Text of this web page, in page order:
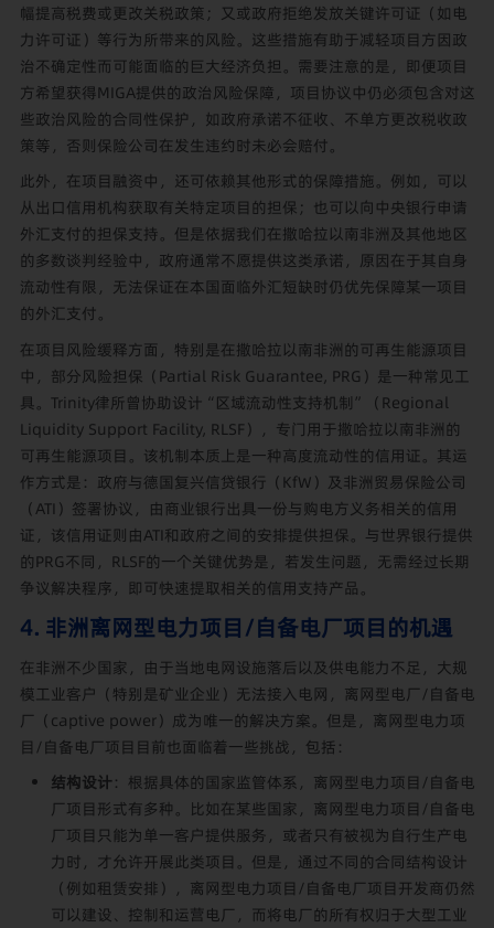
幅提高税费或更改关税政策；又或政府拒绝发放关键许可证（如电
力许可证）等行为所带来的风险。这些措施有助于减轻项目方因政
治不确定性而可能面临的巨大经济负担。需要注意的是，即便项目
方希望获得MIGA提供的政治风险保障，项目协议中仍必须包含对这
些政治风险的合同性保护，如政府承诺不征收、不单方更改税收政
策等，否则保险公司在发生违约时未必会赔付。
此外，在项目融资中，还可依赖其他形式的保障措施。例如，可以
从出口信用机构获取有关特定项目的担保；也可以向中央银行申请
外汇支付的担保支持。但是依据我们在撒哈拉以南非洲及其他地区
的多数谈判经验中，政府通常不愿提供这类承诺，原因在于其自身
流动性有限，无法保证在本国面临外汇短缺时仍优先保障某一项目
的外汇支付。
在项目风险缓释方面，特别是在撒哈拉以南非洲的可再生能源项目
中，部分风险担保（Partial Risk Guarantee, PRG）是一种常见工
具。Trinity律所曾协助设计“区域流动性支持机制”（Regional
Liquidity Support Facility, RLSF），专门用于撒哈拉以南非洲的
可再生能源项目。该机制本质上是一种高度流动性的信用证。其运
作方式是：政府与德国复兴信贷银行（KfW）及非洲贸易保险公司
（ATI）签署协议，由商业银行出具一份与购电方义务相关的信用
证，该信用证则由ATI和政府之间的安排提供担保。与世界银行提供
的PRG不同，RLSF的一个关键优势是，若发生问题，无需经过长期
争议解决程序，即可快速提取相关的信用支持产品。
4. 非洲离网型电力项目/自备电厂项目的机遇
在非洲不少国家，由于当地电网设施落后以及供电能力不足，大规
模工业客户（特别是矿业企业）无法接入电网，离网型电厂/自备电
厂（captive power）成为唯一的解决方案。但是，离网型电力项
目/自备电厂项目目前也面临着一些挑战，包括：
结构设计：根据具体的国家监管体系，离网型电力项目/自备电
厂项目形式有多种。比如在某些国家，离网型电力项目/自备电
厂项目只能为单一客户提供服务，或者只有被视为自行生产电
力时，才允许开展此类项目。但是，通过不同的合同结构设计
（例如租赁安排），离网型电力项目/自备电厂项目开发商仍然
可以建设、控制和运营电厂，而将电厂的所有权归于大型工业